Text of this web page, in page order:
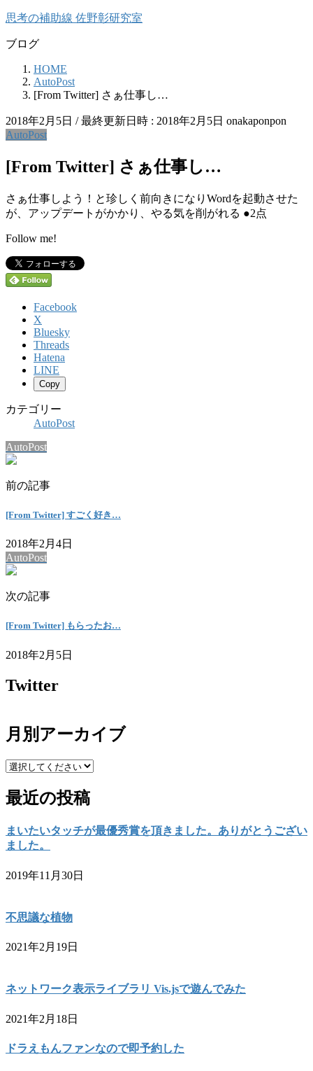
コ
テ
キ
ッ
ナ
ゲ
に
移
思考の補助線 佐野彰研究室
ブログ
HOME
AutoPost
[From Twitter] さぁ仕事し…
2018年2月5日 / 最終更新日時 : 2018年2月5日 onakaponpon
AutoPost
[From Twitter] さぁ仕事し…
さぁ仕事しよう！と珍しく前向きになりWordを起動させた
が、アップデートがかかり、やる気を削がれる ●2点
Follow me!
Facebook
X
Bluesky
Threads
Hatena
LINE
Copy
カテゴリー
AutoPost
AutoPost
前の記事
[From Twitter] すごく好き…
2018年2月4日
AutoPost
次の記事
[From Twitter] もらったお…
2018年2月5日
Twitter
月別アーカイブ
最近の投稿
まいたいタッチが最優秀賞を頂きました。ありがとうござい
ました。
2019年11月30日
不思議な植物
2021年2月19日
ネットワーク表示ライブラリ Vis.jsで遊んでみた
2021年2月18日
ドラえもんファンなので即予約した